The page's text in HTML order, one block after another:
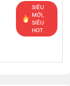
SIÊU
MỚI,
SIÊU
HOT